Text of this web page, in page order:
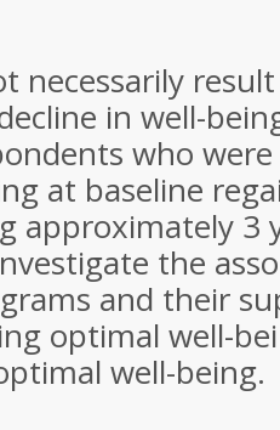
necessarily
in well-
who
at baseline
approximately 3
the
and their
optimal well-
well-being.